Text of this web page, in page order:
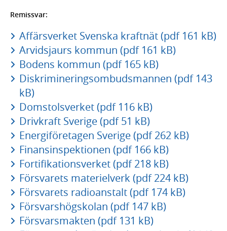
Remissvar:
Affärsverket Svenska kraftnät (pdf 161 kB)
Arvidsjaurs kommun (pdf 161 kB)
Bodens kommun (pdf 165 kB)
Diskrimineringsombudsmannen (pdf 143
kB)
Domstolsverket (pdf 116 kB)
Drivkraft Sverige (pdf 51 kB)
Energiföretagen Sverige (pdf 262 kB)
Finansinspektionen (pdf 166 kB)
Fortifikationsverket (pdf 218 kB)
Försvarets materielverk (pdf 224 kB)
Försvarets radioanstalt (pdf 174 kB)
Försvarshögskolan (pdf 147 kB)
Försvarsmakten (pdf 131 kB)